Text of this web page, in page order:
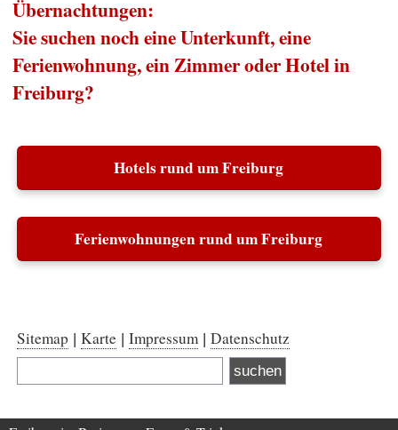
Übernachtungen:
Sie suchen noch eine Unterkunft, eine
Ferienwohnung, ein Zimmer oder Hotel in
Freiburg?
Hotels rund um Freiburg
Ferienwohnungen rund um Freiburg
Sitemap |Karte |Impressum |Datenschutz